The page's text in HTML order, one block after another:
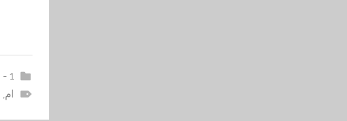
1 - ماكينات تغليف بالفاكيوم
ام,